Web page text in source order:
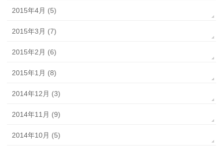
2015年4月 (5)
2015年3月 (7)
2015年2月 (6)
2015年1月 (8)
2014年12月 (3)
2014年11月 (9)
2014年10月 (5)